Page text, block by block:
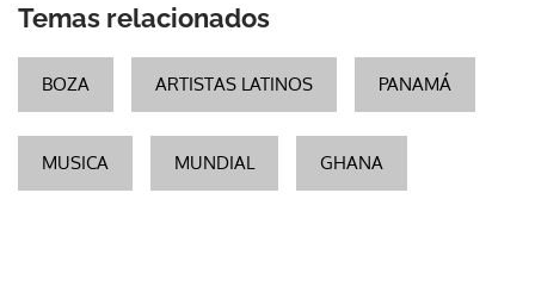
Temas relacionados
BOZA ARTISTAS LATINOS PANAMÁ
MUSICA MUNDIAL GHANA